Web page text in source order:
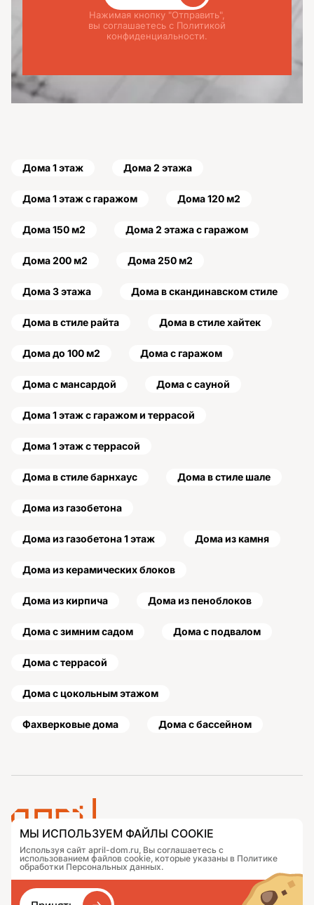
Нажимая кнопку "Отправить",
вы соглашаетесь с Политикой
конфиденциальности.
Дома 1 этаж Дома 2 этажа
Дома 1 этаж с гаражом Дома 120 м2
Дома 150 м2 Дома 2 этажа с гаражом
Дома 200 м2 Дома 250 м2
Дома 3 этажа Дома в скандинавском стиле
Дома в стиле райта Дома в стиле хайтек
Дома до 100 м2 Дома с гаражом
Дома с мансардой Дома с сауной
Дома 1 этаж с гаражом и террасой
Дома 1 этаж с террасой
Дома в стиле барнхаус Дома в стиле шале
Дома из газобетона
Дома из газобетона 1 этаж Дома из камня
Дома из керамических блоков
Дома из кирпича Дома из пеноблоков
Дома с зимним садом Дома с подвалом
Дома с террасой
Дома с цокольным этажом
Фахверковые дома Дома с бассейном
Проекты
Подобрать дом
Портфолио
О компании
Контакты
Журнал
Как заказать
МЫ ИСПОЛЬЗУЕМ ФАЙЛЫ COOKIE
Используя сайт april-dom.ru, Вы соглашаетесь с
использованием файлов cookie, которые указаны в Политике
обработки Персональных данных.